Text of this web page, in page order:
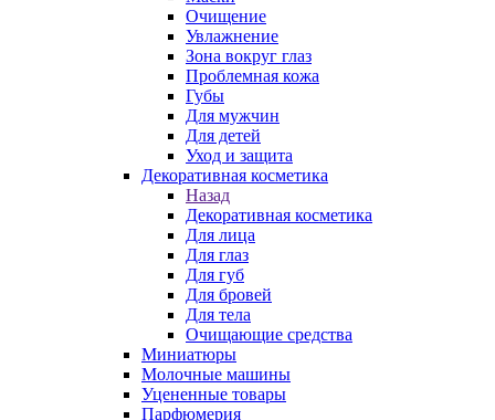
Очищение
Увлажнение
Зона вокруг глаз
Проблемная кожа
Губы
Для мужчин
Для детей
Уход и защита
Декоративная косметика
Назад
Декоративная косметика
Для лица
Для глаз
Для губ
Для бровей
Для тела
Очищающие средства
Миниатюры
Молочные машины
Уцененные товары
Парфюмерия